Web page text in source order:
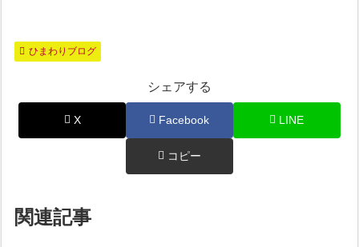
ひまわりブログ
シェアする
X Facebook LINE
コピー
関連記事